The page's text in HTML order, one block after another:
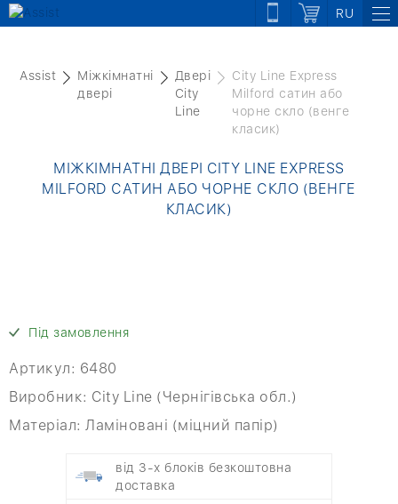
RU
Assist
Міжкімнатні
двері
Двері
City
Line
City Line Express
Milford сатин або
чорне скло (венге
класик)
МІЖКІМНАТНІ ДВЕРІ CITY LINE EXPRESS
MILFORD САТИН АБО ЧОРНЕ СКЛО (ВЕНГЕ
КЛАСИК)
Під замовлення
Артикул: 6480
Виробник: City Line (Чернігівська обл.)
Матеріал: Ламіновані (міцний папір)
від 3-х блоків безкоштовна
доставка